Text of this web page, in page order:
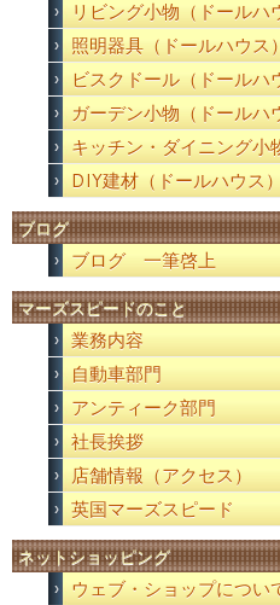
リビング小物（ドールハ
照明器具（ドールハウス）
ビスクドール（ドールハ
ガーデン小物（ドールハ
キッチン・ダイニング小
DIY建材（ドールハウス）
ブログ
ブログ 一筆啓上
マーズスピードのこと
業務内容
自動車部門
アンティーク部門
社長挨拶
店舗情報（アクセス）
英国マーズスピード
ネットショッピング
ウェブ・ショップについ